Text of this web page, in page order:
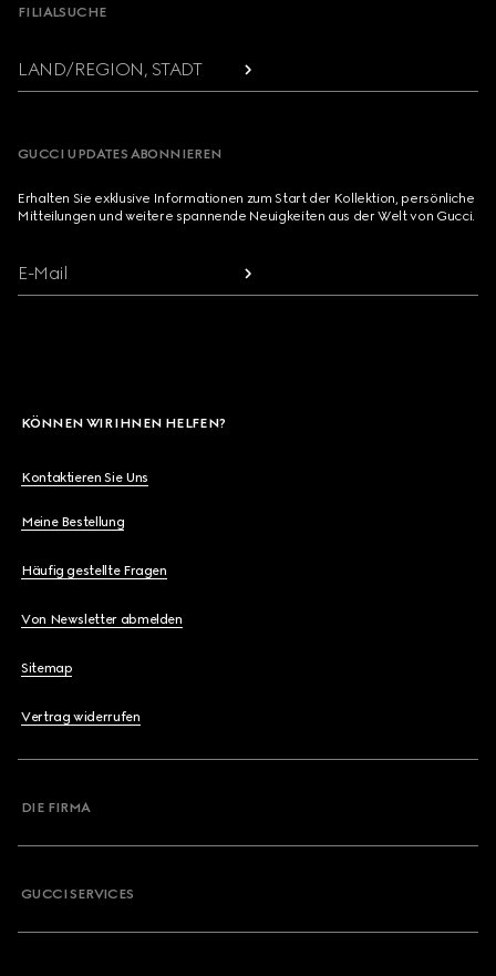
FILIALSUCHE
LAND/REGION, STADT
GUCCI UPDATES ABONNIEREN
Erhalten Sie exklusive Informationen zum Start der Kollektion, persönliche
Mitteilungen und weitere spannende Neuigkeiten aus der Welt von Gucci.
E-Mail
KÖNNEN WIR IHNEN HELFEN?
Kontaktieren Sie Uns
Meine Bestellung
Häufig gestellte Fragen
Von Newsletter abmelden
Sitemap
Vertrag widerrufen
DIE FIRMA
GUCCI SERVICES